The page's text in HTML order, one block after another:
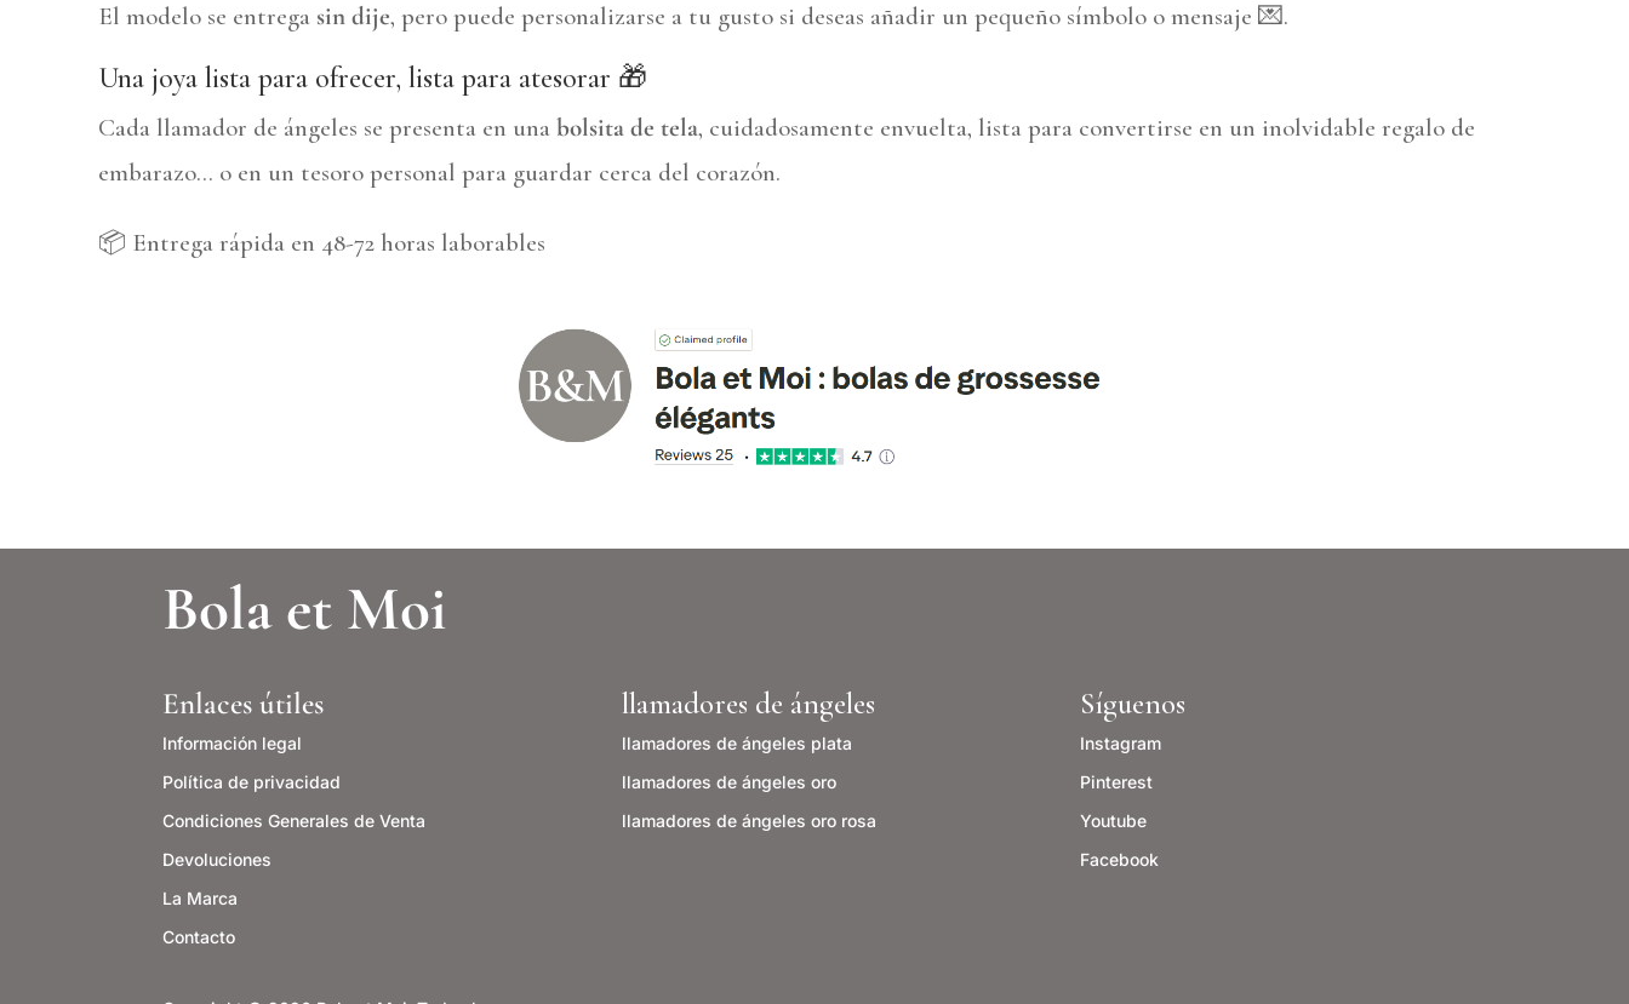
El modelo se entrega sin dije, pero puede personalizarse a tu gusto si deseas añadir un pequeño símbolo o mensaje 💌.
Una joya lista para ofrecer, lista para atesorar 🎁
Cada llamador de ángeles se presenta en una bolsita de tela, cuidadosamente envuelta, lista para convertirse en un inolvidable regalo de
embarazo… o en un tesoro personal para guardar cerca del corazón.
📦 Entrega rápida en 48-72 horas laborables
Bola et Moi
Enlaces útiles
Información legal
Política de privacidad
Condiciones Generales de Venta
Devoluciones
La Marca
Contacto
llamadores de ángeles
llamadores de ángeles plata
llamadores de ángeles oro
llamadores de ángeles oro rosa
Síguenos
Instagram
Pinterest
Youtube
Facebook